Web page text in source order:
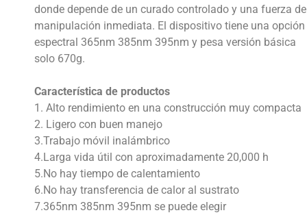
donde depende de un curado controlado y una fuerza de
manipulación inmediata. El dispositivo tiene una opción
espectral 365nm 385nm 395nm y pesa versión básica
solo 670g.
Característica de productos
1. Alto rendimiento en una construcción muy compacta
2. Ligero con buen manejo
3.Trabajo móvil inalámbrico
4.Larga vida útil con aproximadamente 20,000 h
5.No hay tiempo de calentamiento
6.No hay transferencia de calor al sustrato
7.365nm 385nm 395nm se puede elegir